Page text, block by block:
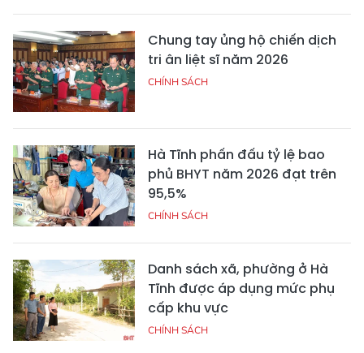
Chung tay ủng hộ chiến dịch
tri ân liệt sĩ năm 2026
CHÍNH SÁCH
Hà Tĩnh phấn đấu tỷ lệ bao
phủ BHYT năm 2026 đạt trên
95,5%
CHÍNH SÁCH
Danh sách xã, phường ở Hà
Tĩnh được áp dụng mức phụ
cấp khu vực
CHÍNH SÁCH